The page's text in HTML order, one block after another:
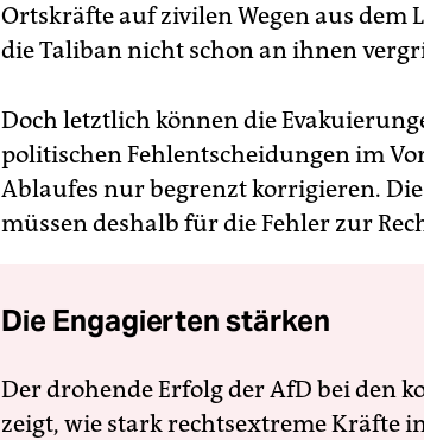
Ortskräfte auf zivilen Wegen aus dem
die Taliban nicht schon an ihnen
Doch letztlich können die
politischen Fehlentscheidungen im
Ablaufes nur begrenzt korrigieren.
müssen deshalb für die Fehler zur
Die Engagierten stärken
Der drohende Erfolg der AfD bei den
zeigt, wie stark rechtsextreme Kräfte